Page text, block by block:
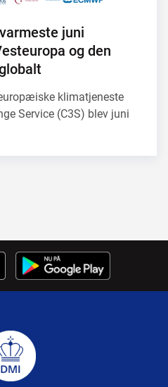
juni
og den
klimatjeneste
Service (C3S) blev juni